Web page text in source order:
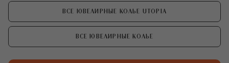
ВСЕ ЮВЕЛИРНЫЕ КОЛЬЕ UTOPIA
ВСЕ ЮВЕЛИРНЫЕ КОЛЬЕ